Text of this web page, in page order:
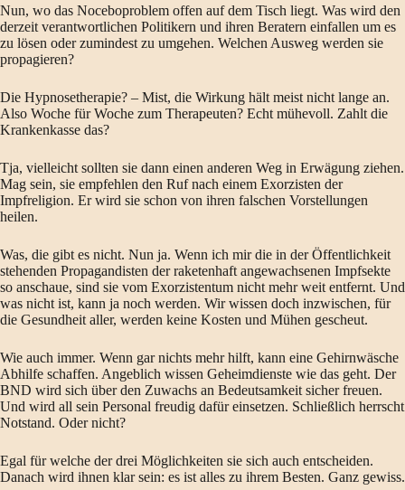
Nun, wo das Noceboproblem offen auf dem Tisch liegt. Was wird den
derzeit verantwortlichen Politikern und ihren Beratern einfallen um es
zu lösen oder zumindest zu umgehen. Welchen Ausweg werden sie
propagieren?
Die Hypnosetherapie? – Mist, die Wirkung hält meist nicht lange an.
Also Woche für Woche zum Therapeuten? Echt mühevoll. Zahlt die
Krankenkasse das?
Tja, vielleicht sollten sie dann einen anderen Weg in Erwägung ziehen.
Mag sein, sie empfehlen den Ruf nach einem Exorzisten der
Impfreligion. Er wird sie schon von ihren falschen Vorstellungen
heilen.
Was, die gibt es nicht. Nun ja. Wenn ich mir die in der Öffentlichkeit
stehenden Propagandisten der raketenhaft angewachsenen Impfsekte
so anschaue, sind sie vom Exorzistentum nicht mehr weit entfernt. Und
was nicht ist, kann ja noch werden. Wir wissen doch inzwischen, für
die Gesundheit aller, werden keine Kosten und Mühen gescheut.
Wie auch immer. Wenn gar nichts mehr hilft, kann eine Gehirnwäsche
Abhilfe schaffen. Angeblich wissen Geheimdienste wie das geht. Der
BND wird sich über den Zuwachs an Bedeutsamkeit sicher freuen.
Und wird all sein Personal freudig dafür einsetzen. Schließlich herrscht
Notstand. Oder nicht?
Egal für welche der drei Möglichkeiten sie sich auch entscheiden.
Danach wird ihnen klar sein: es ist alles zu ihrem Besten. Ganz gewiss.